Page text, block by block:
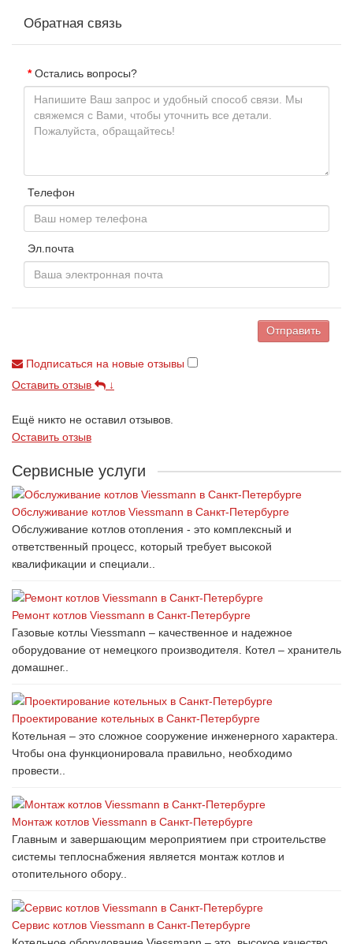
Обратная связь
Остались вопросы?
Телефон
Эл.почта
Отправить
Подписаться на новые отзывы
Оставить отзыв
↓
Ещё никто не оставил отзывов.
Оставить отзыв
Сервисные услуги
Обслуживание котлов Viessmann в Санкт-Петербурге
Обслуживание котлов отопления - это комплексный и
ответственный процесс, который требует высокой
квалификации и специали..
Ремонт котлов Viessmann в Санкт-Петербурге
Газовые котлы Viessmann – качественное и надежное
оборудование от немецкого производителя. Котел – хранитель
домашнег..
Проектирование котельных в Санкт-Петербурге
Котельная – это сложное сооружение инженерного характера.
Чтобы она функционировала правильно, необходимо
провести..
Монтаж котлов Viessmann в Санкт-Петербурге
Главным и завершающим мероприятием при строительстве
системы теплоснабжения является монтаж котлов и
отопительного обору..
Сервис котлов Viessmann в Санкт-Петербурге